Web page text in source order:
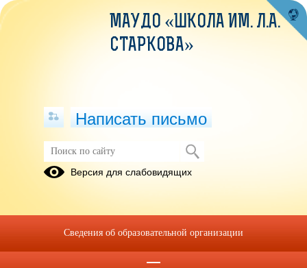
Объём образовательной
(текст документа)
МАУДО «ШКОЛА ИМ. Л.А.
СТАРКОВА»
Написать письмо
Версия для слабовидящих
Сведения об образовательной организации